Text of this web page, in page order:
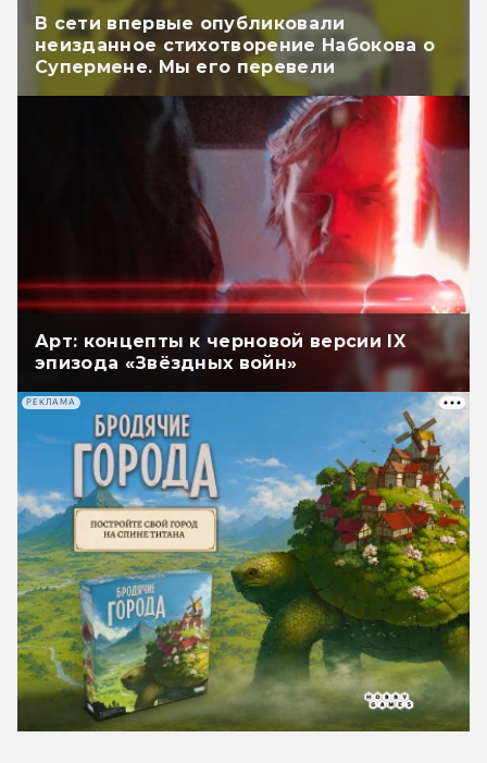
В сети впервые опубликовали
неизданное стихотворение Набокова о
Супермене. Мы его перевели
Арт: концепты к черновой версии IX
эпизода «Звёздных войн»
РЕКЛАМА